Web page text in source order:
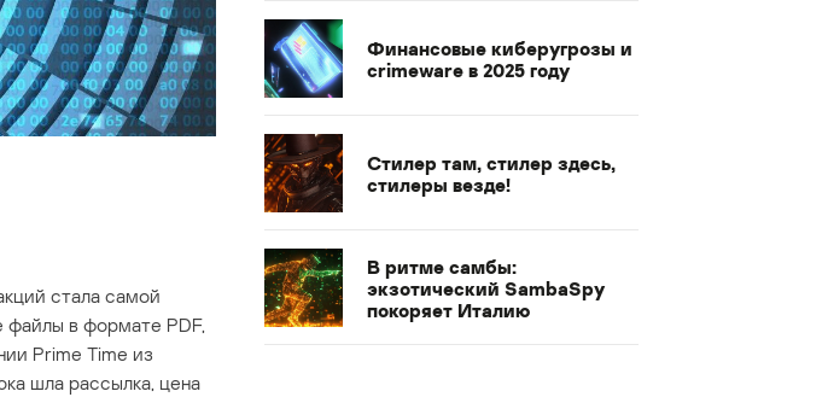
стала самой
в формате PDF,
Prime Time из
шла рассылка, цена
Финансовые киберугрозы и
crimeware в 2025 году
Стилер там, стилер здесь,
стилеры везде!
В ритме самбы:
экзотический SambaSpy
покоряет Италию